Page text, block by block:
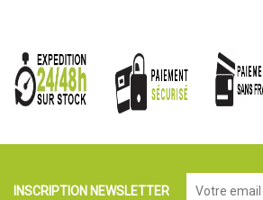
INSCRIPTION NEWSLETTER